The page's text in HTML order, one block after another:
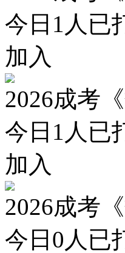
今日 1 人已
加入
2026成考
今日 1 人已
加入
2026成考
今日 0 人已